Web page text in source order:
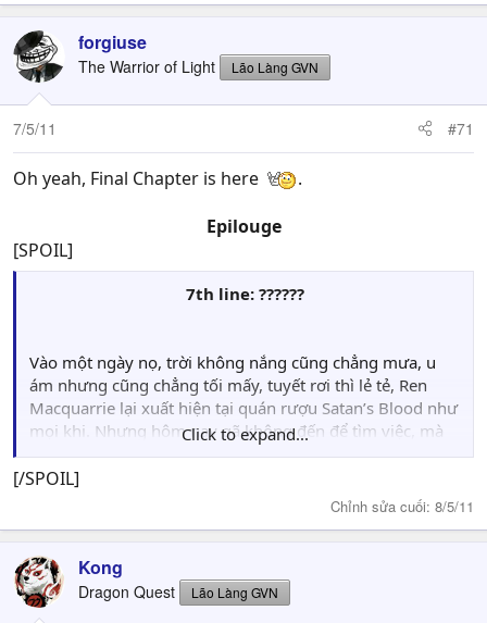
forgiuse
The Warrior of Light Lão Làng GVN
7/5/11 #71
Oh yeah, Final Chapter is here
.
Epilouge
[SPOIL]
7th line: ??????
Vào một ngày nọ, trời không nắng cũng chẳng mưa, u
ám nhưng cũng chẳng tối mấy, tuyết rơi thì lẻ tẻ, Ren
Macquarrie lại xuất hiện tại quán rượu Satan’s Blood như
mọi khi. Nhưng hôm nay gã không đến để tìm việc, mà
chỉ chủ yếu làm một việc khác, một việc riêng của gã.
“Này…nghĩ gì mà cậu lại chọn quán rượu của tôi làm nơi
Chủ quán Bruno Buccariatti cũng phải thốt lên trong bất
ngờ khi tên Ren dẫn theo em gái mình để làm chỗ ôn thi.
Hết nói nổi – gã nghĩ. Ôn thi thì ra thư viện học, ai lại đến
Click to expand...
[/SPOIL]
Chỉnh sửa cuối: 8/5/11
Kong
Dragon Quest Lão Làng GVN